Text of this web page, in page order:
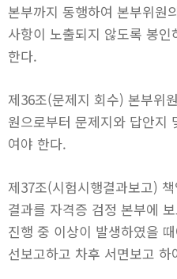
본부까지 동행하여 본부위원
사항이 노출되지 않도록 봉
한다.
제36조(문제지 회수) 본부위
원으로부터 문제지와 답안지
여야 한다.
제37조(시험시행결과보고)
결과를 자격증 검정 본부에
진행 중 이상이 발생하였을
선보고하고 차후 서면보고 하